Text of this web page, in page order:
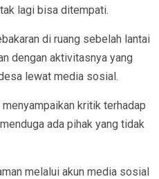
lagi bisa ditempati.
di ruang sebelah lantai
dengan aktivitasnya yang
lewat media sosial.
kritik terhadap
ada pihak yang tidak
melalui akun media sosial